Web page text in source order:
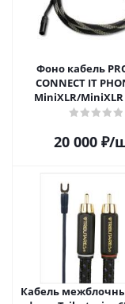
Фоно кабель
CONNECT IT
MiniXLR/MiniXLR
20 000 ₽/
Кабель